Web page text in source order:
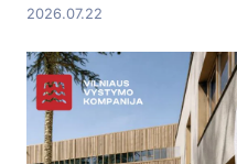
2026.07.22